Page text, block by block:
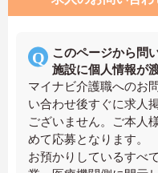
このページから問
施設に個人情報が
マイナビ介護職へのお
い合わせ後すぐに求人
ございません。ご本人
めて応募となります。
お預かりしているすべ